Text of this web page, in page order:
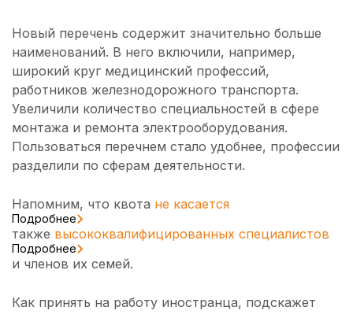
Новый перечень содержит значительно больше
наименований. В него включили, например,
широкий круг медицинский профессий,
работников железнодорожного транспорта.
Увеличили количество специальностей в сфере
монтажа и ремонта электрооборудования.
Пользоваться перечнем стало удобнее, профессии
разделили по сферам деятельности.
Напомним, что квота не касается
Подробнее
также высококвалифицированных специалистов
Подробнее
и членов их семей.
Как принять на работу иностранца, подскажет